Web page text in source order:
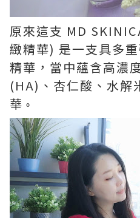
原來這支 MD
緻精華) 是一支具多
精華，當中蘊含高濃
(HA)、杏仁酸、水解
華 。